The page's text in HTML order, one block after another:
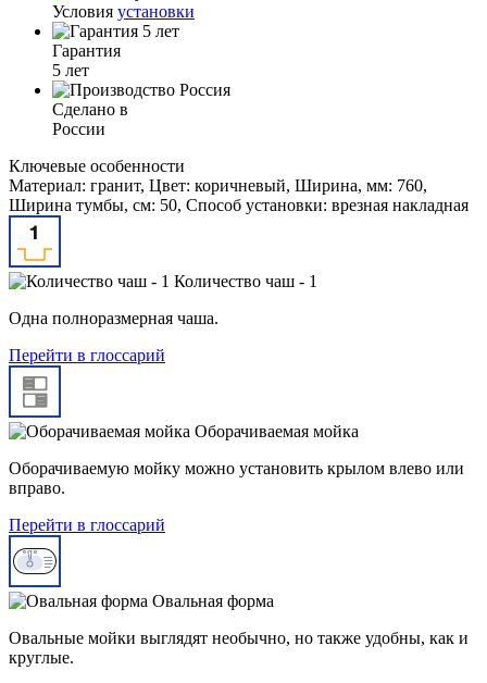
Условия установки
Гарантия
5 лет
Сделано в
России
Ключевые особенности
Материал: гранит, Цвет: коричневый, Ширина, мм: 760,
Ширина тумбы, см: 50, Способ установки: врезная накладная
Количество чаш - 1
Одна полноразмерная чаша.
Перейти в глоссарий
Оборачиваемая мойка
Оборачиваемую мойку можно установить крылом влево или
вправо.
Перейти в глоссарий
Овальная форма
Овальные мойки выглядят необычно, но также удобны, как и
круглые.